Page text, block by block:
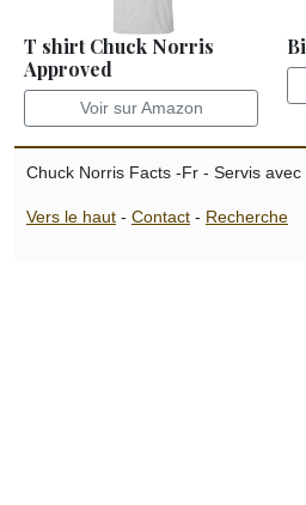
T shirt Chuck Norris
Approved
Voir sur Amazon
Chuck Norris Facts -Fr - Servis
Vers le haut - Contact - Recherche